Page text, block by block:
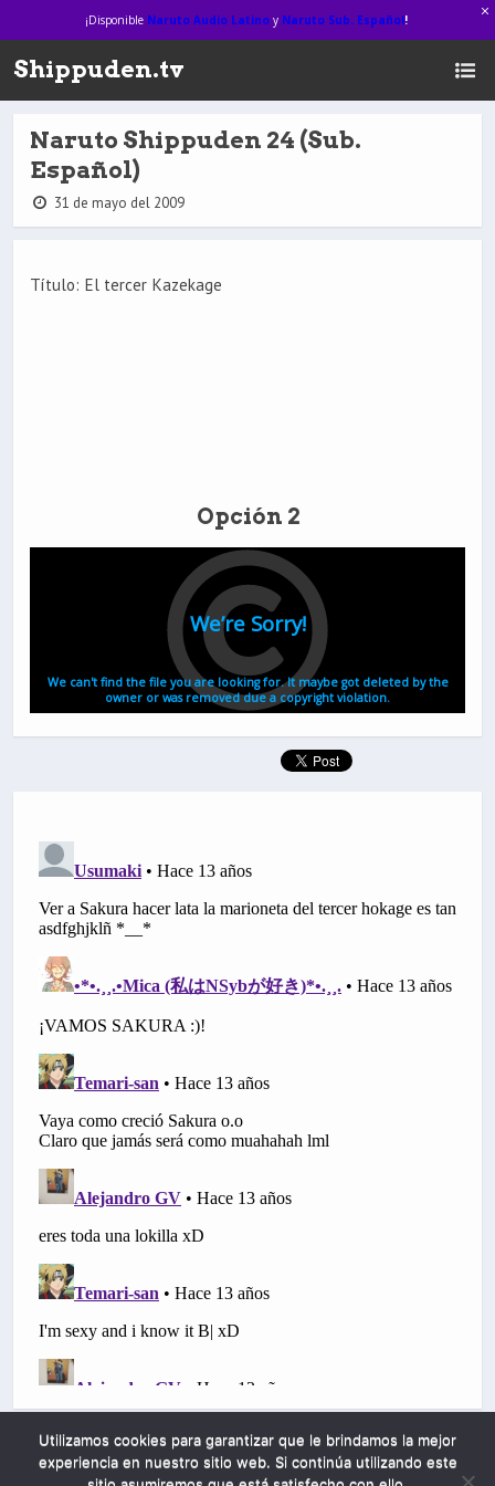
¡Disponible Naruto Audio Latinoy Naruto Sub. Español!
Shippuden.tv
Naruto Shippuden 24 (Sub.
Español)
31 de mayo del 2009
Título: El tercer Kazekage
Opción 2
Utilizamos cookies para garantizar que le brindamos la mejor
experiencia en nuestro sitio web. Si continúa utilizando este